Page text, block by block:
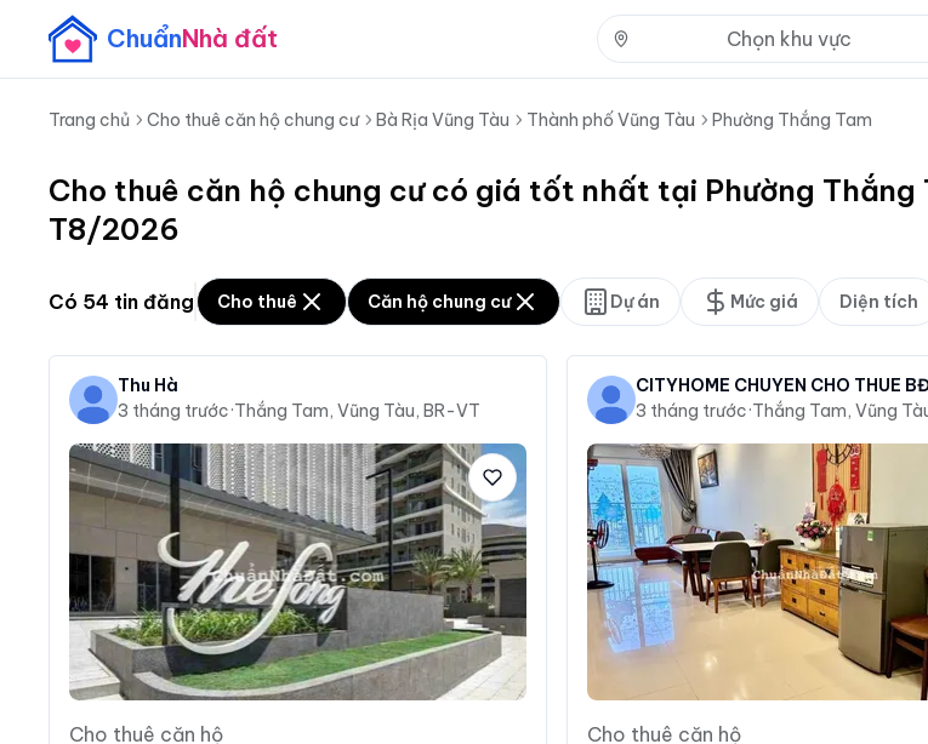
ChuẩnNhà đất Chọn khu vực
Trang chủ Cho thuê căn hộ chung cư Bà Rịa Vũng Tàu Thành phố Vũng Tàu Phường Thắng Tam
Cho thuê căn hộ chung cư có giá tốt nhất tại Phường Thắng
T8/2026
Có 54 tin đăng Cho thuê Căn hộ chung cư Dự án Mức giá Diện tích
Thu Hà
3 tháng trước·Thắng Tam, Vũng Tàu, BR-VT
Cho thuê căn hộ
CITYHOME CHUYÊN CHO THUÊ
3 tháng trước·Thắng Tam, Vũng
Cho thuê căn hộ